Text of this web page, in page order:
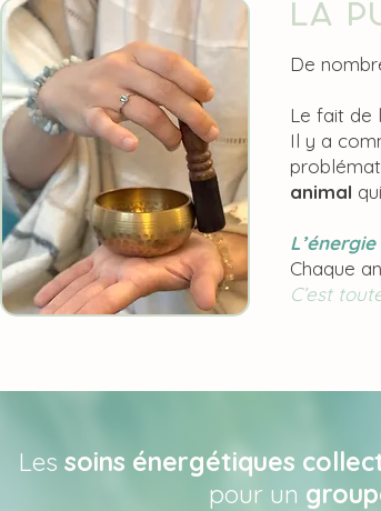
La
De
Le fait de
Il y a
animal
Chaque
C’est
Les soins énergétiques
pour un